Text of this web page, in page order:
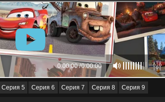
Серия 5 Серия 6 Серия 7 Серия 8 Серия 9